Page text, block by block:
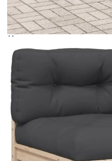
Цвят:
Материал:
Размери:
EAN code:
Височина на седалката от
земята:
Височина на облегалката:
Размери на табуретката:
Размери на седалката:
Пълнеж:
Размери на възглавницата за
облягане:
Материал на калъфа:
Размери на възглавницата за